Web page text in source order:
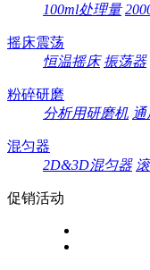
100ml处理量
摇床震荡
恒温摇床 振荡器
粉碎研磨
分析用研磨机
混匀器
2D&3D混匀器
促销活动